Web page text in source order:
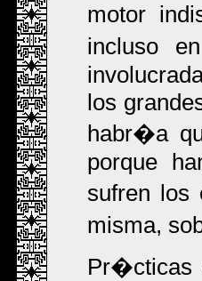
motor
incluso
los
habr�a
porque
sufren los
misma,
Pr�cticas